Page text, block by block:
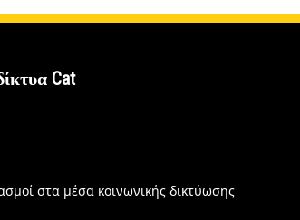
Cat
στα μέσα κοινωνικής δικτύωσης